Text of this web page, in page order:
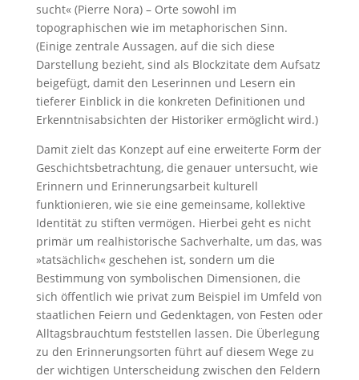
sucht« (Pierre Nora) – Orte sowohl im
topographischen wie im metaphorischen Sinn.
(Einige zentrale Aussagen, auf die sich diese
Darstellung bezieht, sind als Blockzitate dem Aufsatz
beigefügt, damit den Leserinnen und Lesern ein
tieferer Einblick in die konkreten Definitionen und
Erkenntnisabsichten der Historiker ermöglicht wird.)
Damit zielt das Konzept auf eine erweiterte Form der
Geschichtsbetrachtung, die genauer untersucht, wie
Erinnern und Erinnerungsarbeit kulturell
funktionieren, wie sie eine gemeinsame, kollektive
Identität zu stiften vermögen. Hierbei geht es nicht
primär um realhistorische Sachverhalte, um das, was
»tatsächlich« geschehen ist, sondern um die
Bestimmung von symbolischen Dimensionen, die
sich öffentlich wie privat zum Beispiel im Umfeld von
staatlichen Feiern und Gedenktagen, von Festen oder
Alltagsbrauchtum feststellen lassen. Die Überlegung
zu den Erinnerungsorten führt auf diesem Wege zu
der wichtigen Unterscheidung zwischen den Feldern